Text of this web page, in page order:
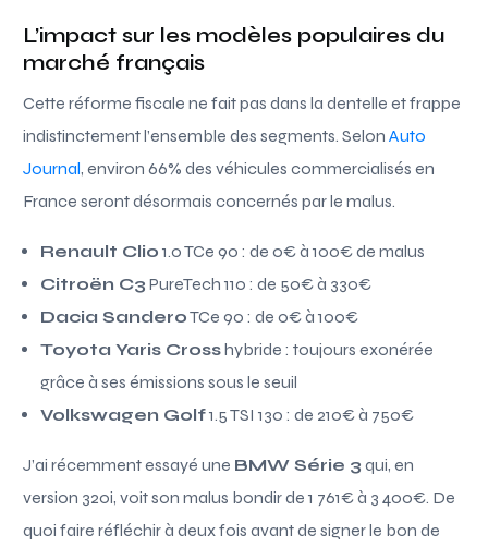
L’impact sur les modèles populaires du
marché français
Cette réforme fiscale ne fait pas dans la dentelle et frappe
indistinctement l’ensemble des segments. SelonAuto
Journal, environ 66% des véhicules commercialisés en
France seront désormais concernés par le malus.
Renault Clio 1.0 TCe 90 : de 0€ à 100€ de malus
Citroën C3 PureTech 110 : de 50€ à 330€
Dacia SanderoTCe 90 : de 0€ à 100€
Toyota Yaris Crosshybride : toujours exonérée
grâce à ses émissions sous le seuil
Volkswagen Golf1.5 TSI 130 : de 210€ à 750€
J’ai récemment essayé une BMW Série 3 qui, en
version 320i, voit son malus bondir de 1 761€ à 3 400€. De
quoi faire réfléchir à deux fois avant de signer le bon de